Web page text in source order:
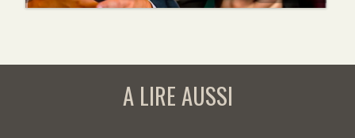
A LIRE AUSSI